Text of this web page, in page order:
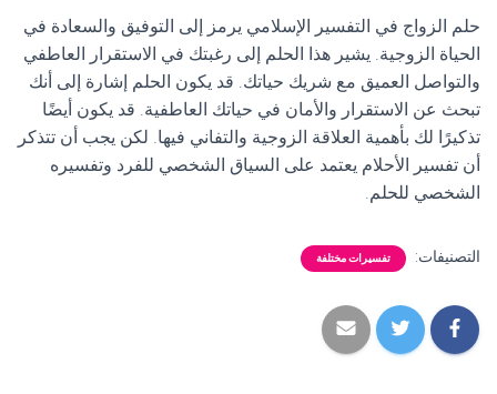
حلم الزواج في التفسير الإسلامي يرمز إلى التوفيق والسعادة في
الحياة الزوجية. يشير هذا الحلم إلى رغبتك في الاستقرار العاطفي
والتواصل العميق مع شريك حياتك. قد يكون الحلم إشارة إلى أنك
تبحث عن الاستقرار والأمان في حياتك العاطفية. قد يكون أيضًا
تذكيرًا لك بأهمية العلاقة الزوجية والتفاني فيها. لكن يجب أن تتذكر
أن تفسير الأحلام يعتمد على السياق الشخصي للفرد وتفسيره
الشخصي للحلم.
التصنيفات: تفسيرات مختلفة